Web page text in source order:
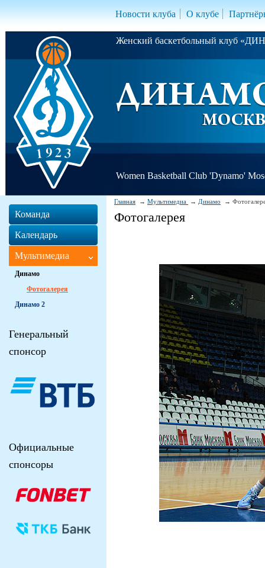
Новости клуба О клубе
Женский баскетбольный клуб
Women Basketball Club 'Dynamo'
Главная Мультимедиа Динамо
Фотогалерея
Команда
Календарь
Мультимедиа
Динамо
Фотогалерея
Динамо 2
Генеральный
спонсор
Официальные
спонсоры